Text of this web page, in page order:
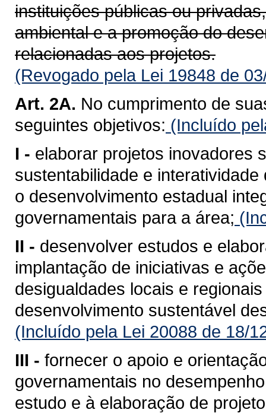
instituições públicas ou
ambiental e a promoção do
relacionadas aos projetos.
(Revogado pela Lei 19848 de
Art. 2A. No cumprimento de
seguintes objetivos: (Incluído
I - elaborar projetos inovadores
sustentabilidade e
o desenvolvimento estadual
governamentais para a área;
II - desenvolver estudos e
implantação de iniciativas e
desigualdades locais e
desenvolvimento sustentável
(Incluído pela Lei 20088 de 18/
III - fornecer o apoio e
governamentais no
estudo e à elaboração de